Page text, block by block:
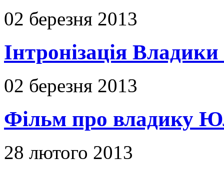
02 березня 2013
Інтронізація
02 березня 2013
Фільм про владику
28 лютого 2013